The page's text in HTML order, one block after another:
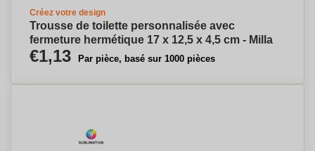
Créez votre design
Trousse de toilette personnalisée avec
fermeture hermétique 17 x 12,5 x 4,5 cm - Milla
€1,13 Par pièce, basé sur 1000 pièces